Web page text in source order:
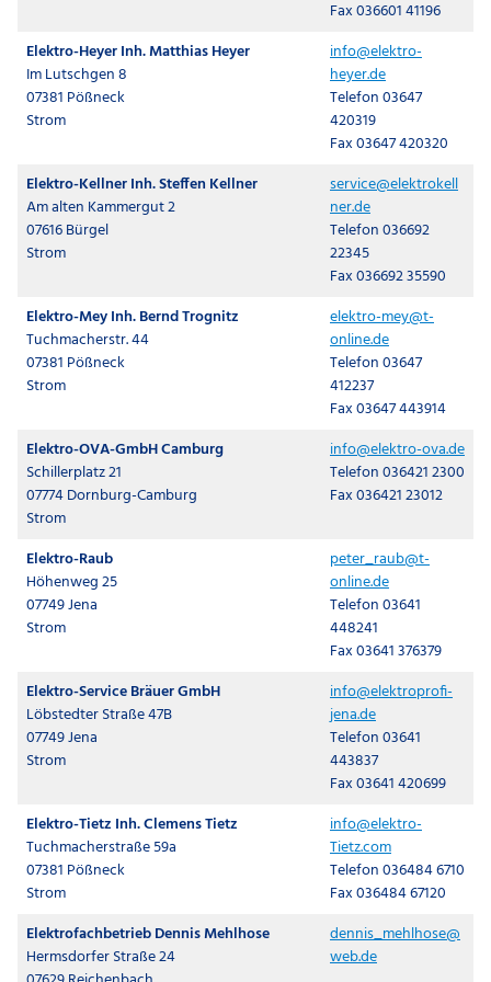
Fax 036601 41196
Elektro-Heyer Inh. Matthias Heyer
Im Lutschgen 8
07381 Pößneck
Strom
info@elektro-
heyer.de
Telefon 03647
420319
Fax 03647 420320
Elektro-Kellner Inh. Steffen Kellner
Am alten Kammergut 2
07616 Bürgel
Strom
service@elektrokell
ner.de
Telefon 036692
22345
Fax 036692 35590
Elektro-Mey Inh. Bernd Trognitz
Tuchmacherstr. 44
07381 Pößneck
Strom
elektro-mey@t-
online.de
Telefon 03647
412237
Fax 03647 443914
Elektro-OVA-GmbH Camburg
Schillerplatz 21
07774 Dornburg-Camburg
Strom
info@elektro-ova.de
Telefon 036421 2300
Fax 036421 23012
Elektro-Raub
Höhenweg 25
07749 Jena
Strom
peter_raub@t-
online.de
Telefon 03641
448241
Fax 03641 376379
Elektro-Service Bräuer GmbH
Löbstedter Straße 47B
07749 Jena
Strom
info@elektroprofi-
jena.de
Telefon 03641
443837
Fax 03641 420699
Elektro-Tietz Inh. Clemens Tietz
Tuchmacherstraße 59a
07381 Pößneck
Strom
info@elektro-
Tietz.com
Telefon 036484 6710
Fax 036484 67120
Elektrofachbetrieb Dennis Mehlhose
Hermsdorfer Straße 24
dennis_mehlhose@
web.de